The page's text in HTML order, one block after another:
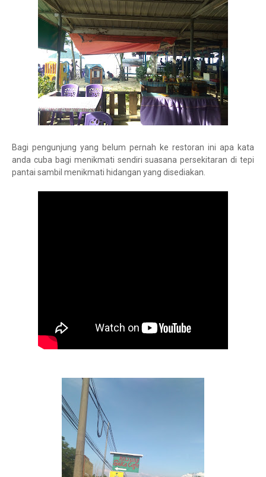
Bagi pengunjung yang belum pernah ke restoran ini apa kata
anda cuba bagi menikmati sendiri suasana persekitaran di tepi
pantai sambil menikmati hidangan yang disediakan.